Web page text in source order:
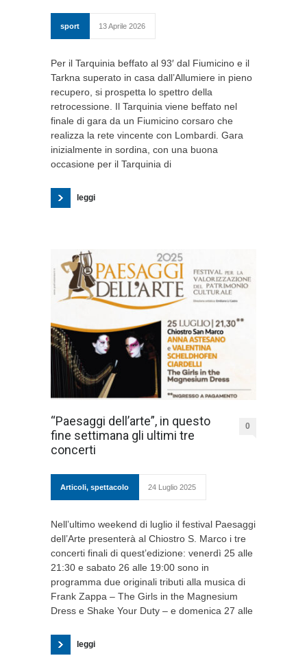
sport 13 Aprile 2026
Per il Tarquinia beffato al 93′ dal Fiumicino e il
Tarkna superato in casa dall’Allumiere in pieno
recupero, si prospetta lo spettro della
retrocessione. Il Tarquinia viene beffato nel
finale di gara da un Fiumicino corsaro che
realizza la rete vincente con Lombardi. Gara
inizialmente in sordina, con una buona
occasione per il Tarquinia di
leggi
“Paesaggi dell’arte”, in questo
fine settimana gli ultimi tre
concerti
0
Articoli, spettacolo 24 Luglio 2025
Nell’ultimo weekend di luglio il festival Paesaggi
dell’Arte presenterà al Chiostro S. Marco i tre
concerti finali di quest’edizione: venerdì 25 alle
21:30 e sabato 26 alle 19:00 sono in
programma due originali tributi alla musica di
Frank Zappa – The Girls in the Magnesium
Dress e Shake Your Duty – e domenica 27 alle
leggi